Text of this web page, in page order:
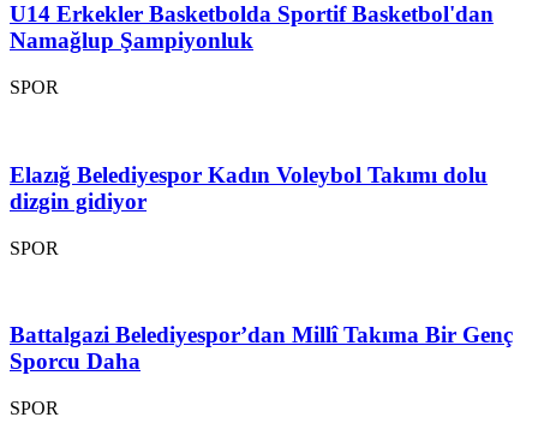
U14 Erkekler Basketbolda Sportif Basketbol'dan
Namağlup Şampiyonluk
SPOR
Elazığ Belediyespor Kadın Voleybol Takımı dolu
dizgin gidiyor
SPOR
Battalgazi Belediyespor’dan Millî Takıma Bir Genç
Sporcu Daha
SPOR